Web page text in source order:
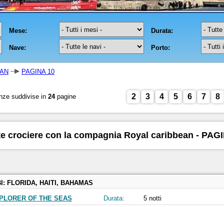
PAGINA 10
suddivise in 24pagine 8
7
6
5
4
3
2
crociere con la compagnia Royal caribbean -
FLORIDA, HAITI, BAHAMAS
OF THE SEAS
Durata:
5 notti